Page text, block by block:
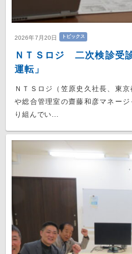
2026年7月20日 トピックス
ＮＴＳロジ 二次検診受
運転」
ＮＴＳロジ（笠原史久社長、東
や総合管理室の齋藤和彦マネー
り組んでい...